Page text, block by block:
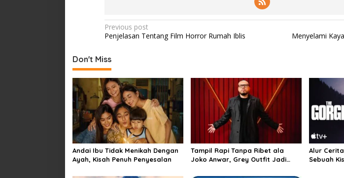
Post
navigation
Previous post
Penjelasan Tentang Film Horror Rumah Iblis
Menyelami
Don't Miss
Andai Ibu Tidak Menikah Dengan
Ayah, Kisah Penuh Penyesalan
Tampil Rapi Tanpa Ribet ala
Joko Anwar, Grey Outfit Jadi
Alur
Sebuah